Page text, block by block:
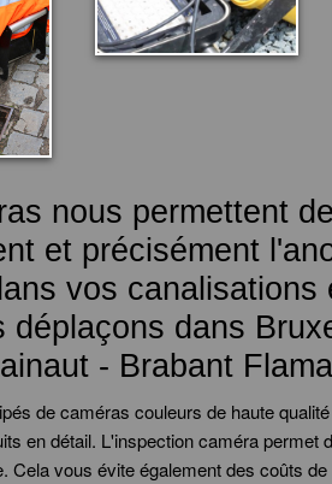
nous permettent
et précisément
vos canalisations
déplaçons dans
- Brabant
de caméras couleurs de haute
en détail. L'inspection caméra permet
Cela vous évite également des coûts